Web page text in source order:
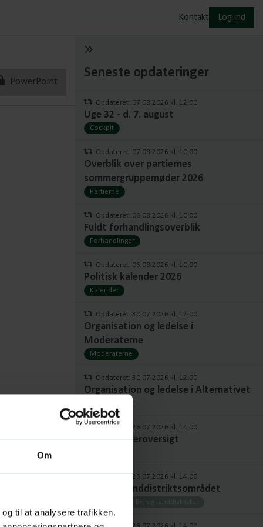
Om
til at analysere trafikken.
Kontakt Log ind
PowerPoint
Seneste opdateringer
Opdateret: 07.08.2026 kl. 12:00
Uge 32 - d. 7. august
Cockpit
Opdateret: 07.08.2026 kl. 10:00
Overblik over partiernes
sommergruppemøder 2026
Partierne
Opdateret: 06.08.2026 kl. 10:00
Fuldt forhandlingsoverblik
Forhandlinger
Opdateret: 06.08.2026 kl. 10:00
Politisk kalender 2026
Kalender
Opdateret: 30.07.2026 kl. 12:00
Organisation og ledelse i
Moderaterne
Moderaterne
Opdateret: 30.07.2026 kl. 12:00
Organisation og ledelse i Alternativet
Opdateret: 26.07.2026 kl. 14:00
Fuld ordføreroversigt
Opdateret: 26.07.2026 kl. 14:00
Byer- og Landdistriktsområdet
By, og landdistrikter